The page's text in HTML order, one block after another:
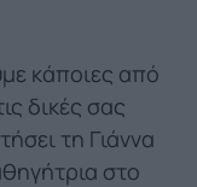
κάποιες από
δικές σας
τη Γιάννα
στο